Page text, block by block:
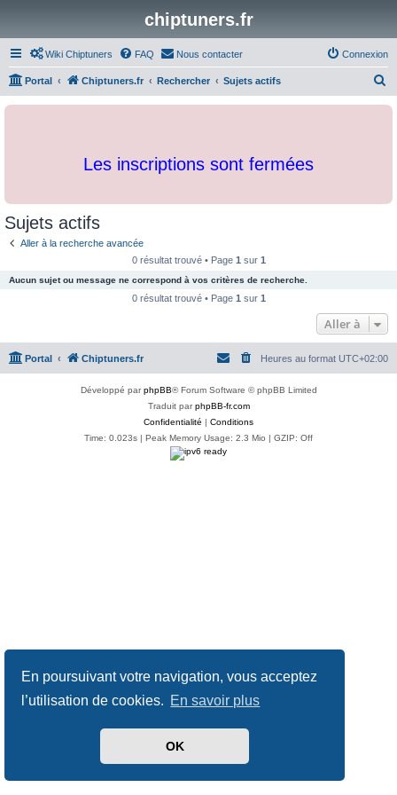
En poursuivant votre navigation, vous acceptez
l’utilisation de cookies. En savoir plus
OK
chiptuners.fr
Wiki Chiptuners FAQ Nous contacter Connexion
Portal Chiptuners.fr Rechercher Sujets actifs
c
Les inscriptions sont fermées
Sujets actifs
Aller à la recherche avancée
0 résultat trouvé • Page 1 sur 1
Aucun sujet ou message ne correspond à vos critères de recherche.
0 résultat trouvé • Page 1 sur 1
Aller à
Portal Chiptuners.fr Heures au format UTC+02:00
Développé parphpBB® Forum Software © phpBB Limited
Traduit parphpBB-fr.com
Confidentialité | Conditions
Time: 0.023s | Peak Memory Usage: 2.3 Mio | GZIP: Off